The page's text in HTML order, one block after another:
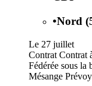
•Nord
Le 27 juillet
Contrat Contrat
Fédérée sous
Mésange